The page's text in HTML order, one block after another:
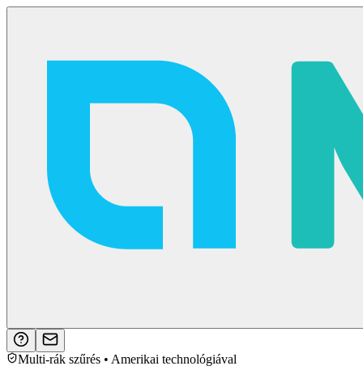
Multi-rák szűrés • Amerikai technológiával